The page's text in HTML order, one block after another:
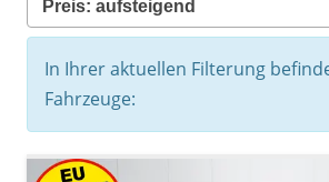
In Ihrer aktuellen Filterung
Fahrzeuge: